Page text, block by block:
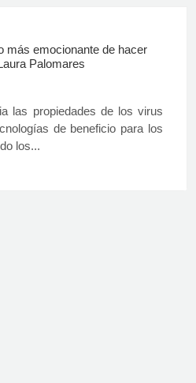
más emocionante de hacer
Palomares
las propiedades de los virus
de beneficio para los
los...